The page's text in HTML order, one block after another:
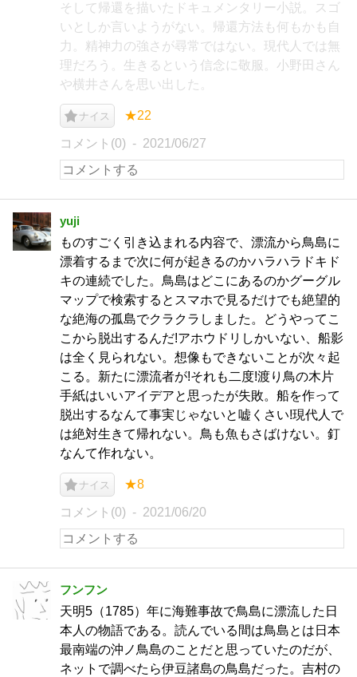
そして帰還を描いたドキュメンタリー小説。スゴ
いとしか言いようがない。帰還方法も何もかも自
力。精神力の強さが尋常ではない。現代人では無
理だろう。生きるという信念に敬服。小野田さん
や横井さんを思い出した。
ナイス ★22
コメント(0) 2021/06/27
yuji
ものすごく引き込まれる内容で、漂流から鳥島に
漂着するまで次に何が起きるのかハラハラドキド
キの連続でした。鳥島はどこにあるのかグーグル
マップで検索するとスマホで見るだけでも絶望的
な絶海の孤島でクラクラしました。どうやってこ
こから脱出するんだ!アホウドリしかいない、船影
は全く見られない。想像もできないことが次々起
こる。新たに漂流者が!それも二度!渡り鳥の木片
手紙はいいアイデアと思ったが失敗。船を作って
脱出するなんて事実じゃないと嘘くさい!現代人で
は絶対生きて帰れない。鳥も魚もさばけない。釘
なんて作れない。
ナイス ★8
コメント(0) 2021/06/20
フンフン
天明5（1785）年に海難事故で鳥島に漂流した日
本人の物語である。読んでいる間は鳥島とは日本
最南端の沖ノ鳥島のことだと思っていたのだが、
ネットで調べたら伊豆諸島の鳥島だった。吉村の